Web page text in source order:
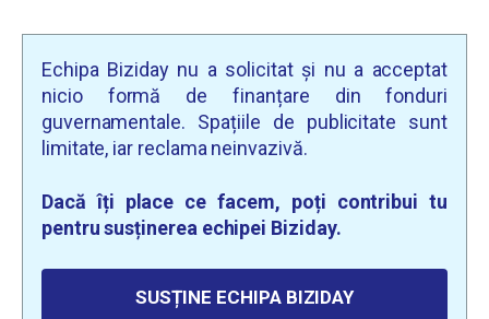
Echipa Biziday nu a solicitat și nu a acceptat
nicio formă de finanțare din fonduri
guvernamentale. Spațiile de publicitate sunt
limitate, iar reclama neinvazivă.
Dacă îți place ce facem, poți contribui tu
pentru susținerea echipei Biziday.
SUSȚINE ECHIPA BIZIDAY